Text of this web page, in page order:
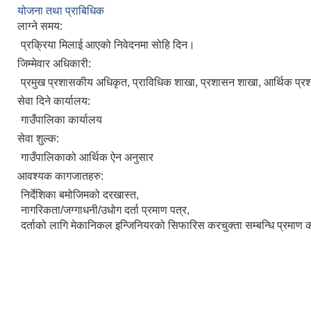
योजना तथा प्राबिधिक
लाग्ने समय:
प्रक्रिया मिलाई आएको निवेदनमा सोहि दिन।
जिम्मेवार अधिकारी:
प्रमुख प्रशासकीय अधिकृत, प्राविधिक शाखा, प्रशासन शाखा, आर्थिक
सेवा दिने कार्यालय:
गाउँपालिका कार्यालय
सेवा शुल्क:
गाउँपालिकाको आर्थिक ऐन अनुसार
आवश्यक कागजातहरु:
निर्देशिका बमोजिमको दरखास्त,
नागरिकता/जग्गाधनी/उधोग दर्ता प्रमाण पत्र,
दर्ताको लागि मेकानिकल इन्जिनियरको सिफारिस करचुक्ता सम्बन्धि प्रमाण